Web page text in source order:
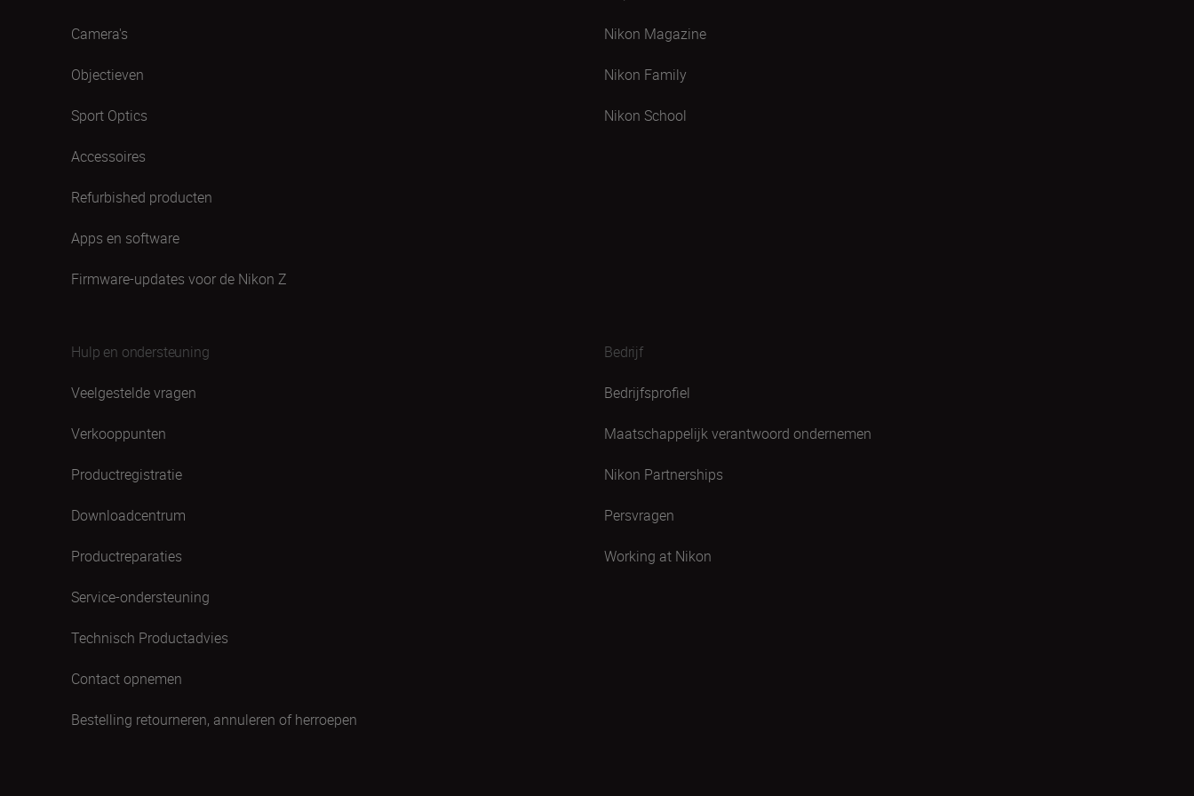
Camera's
Objectieven
Sport Optics
Accessoires
Refurbished producten
Apps en software
Firmware-updates voor de Nikon Z
Nikon Magazine
Nikon Family
Nikon School
Hulp en ondersteuning
Veelgestelde vragen
Verkooppunten
Productregistratie
Downloadcentrum
Productreparaties
Service-ondersteuning
Technisch Productadvies
Contact opnemen
Bestelling retourneren, annuleren of herroepen
Bedrijf
Bedrijfsprofiel
Maatschappelijk verantwoord ondernemen
Nikon Partnerships
Persvragen
Working at Nikon